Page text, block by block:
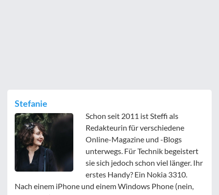
Stefanie
Schon seit 2011 ist Steffi als
Redakteurin für verschiedene
Online-Magazine und -Blogs
unterwegs. Für Technik begeistert
sie sich jedoch schon viel länger. Ihr
erstes Handy? Ein Nokia 3310.
Nach einem iPhone und einem Windows Phone (nein,